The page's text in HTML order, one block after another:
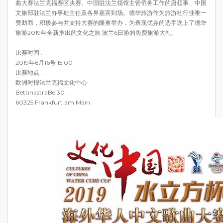
曲大赛法兰克福赛区决赛。中国驻法兰领馆主管侨务工作的唐领事、中国
文旅部驻法兰办事处主任及各界嘉宾到场。德华旅游作为旅游社行业唯一
赞助商，积极参与并支持大赛的隆重举办，为表现优异的选手送上了德华
旅游2019年全新推出的文化之旅·波兰6日游的免费旅游大礼。
比赛时间 :
2019年6月16号 15:00
比赛地点:
欧洲时报法兰克福文化中心
BettinastraBe 30 ,
60325 Frankfurt am Main